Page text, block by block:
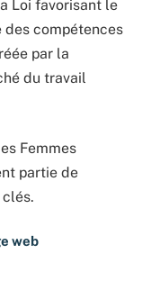
Loi favorisant le
des compétences
par la
du travail
Femmes
partie de
web